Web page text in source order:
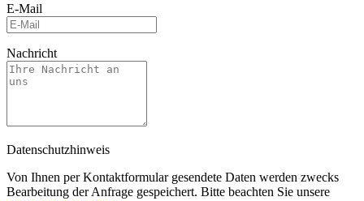
E-Mail
Nachricht
Datenschutzhinweis
Von Ihnen per Kontaktformular gesendete Daten werden zwecks
Bearbeitung der Anfrage gespeichert. Bitte beachten Sie unsere